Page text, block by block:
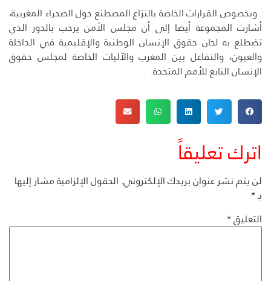
وبخصوص القرارات الخاصة بالنزاع المصطنع حول الصحراء المغربية،
أشارت المجموعة أيضا إلى أن مجلس الأمن يرحب بالدور الذي
تضطلع به لجان حقوق الإنسان الوطنية والإقليمية في الداخلة
والعيون، والتفاعل بين المغرب والآليات الخاصة لمجلس حقوق
الإنسان التابع للأمم المتحدة.
اترك تعليقاً
لن يتم نشر عنوان بريدك الإلكتروني.الحقول الإلزامية مشار إليها
بـ*
التعليق*